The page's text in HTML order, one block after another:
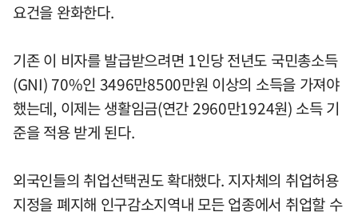
요건을 완화한다.
기존 이 비자를 발급받으려면 1인당 전년도 국민총소득
(GNI) 70%인 3496만8500만원 이상의 소득을 가져야
했는데, 이제는 생활임금(연간 2960만1924원) 소득 기
준을 적용 받게 된다.
외국인들의 취업선택권도 확대했다. 지자체의 취업허용
지정을 폐지해 인구감소지역내 모든 업종에서 취업할 수